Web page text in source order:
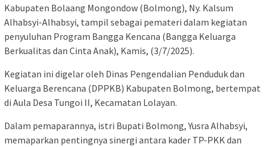
Kabupaten Bolaang Mongondow (Bolmong), Ny. Kalsum
Alhabsyi-Alhabsyi, tampil sebagai pemateri dalam kegiatan
penyuluhan Program Bangga Kencana (Bangga Keluarga
Berkualitas dan Cinta Anak), Kamis, (3/7/2025).
Kegiatan ini digelar oleh Dinas Pengendalian Penduduk dan
Keluarga Berencana (DPPKB) Kabupaten Bolmong, bertempat
di Aula Desa Tungoi II, Kecamatan Lolayan.
Dalam pemaparannya, istri Bupati Bolmong, Yusra Alhabsyi,
memaparkan pentingnya sinergi antara kader TP-PKK dan